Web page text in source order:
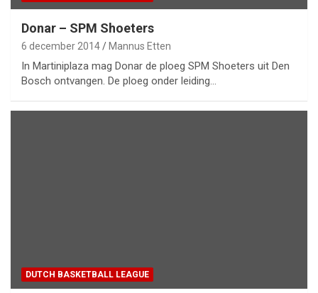
Donar – SPM Shoeters
6 december 2014 Mannus Etten
In Martiniplaza mag Donar de ploeg SPM Shoeters uit Den
Bosch ontvangen. De ploeg onder leiding…
DUTCH BASKETBALL LEAGUE